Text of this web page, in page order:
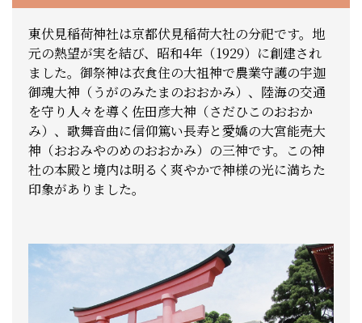
東伏見稲荷神社は京都伏見稲荷大社の分祀です。地
元の熱望が実を結び、昭和4年（1929）に創建され
ました。御祭神は衣食住の大祖神で農業守護の宇迦
御魂大神（うがのみたまのおおかみ）、陸海の交通
を守り人々を導く佐田彦大神（さだひこのおおか
み）、歌舞音曲に信仰篤い長寿と愛嬌の大宮能売大
神（おおみやのめのおおかみ）の三神です。この神
社の本殿と境内は明るく爽やかで神様の光に満ちた
印象がありました。